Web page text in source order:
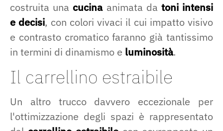
costruita unacucinaanimata da toni intensi
e decisi, con colori vivaci il cui impatto visivo
e contrasto cromatico faranno già tantissimo
in termini di dinamismo e luminosità.
Il carrellino estraibile
Un altro trucco davvero eccezionale per
l'ottimizzazione degli spazi è rappresentato